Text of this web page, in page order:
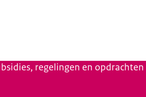
regelingen en opdrachten